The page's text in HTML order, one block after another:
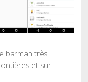
barman très
et sur